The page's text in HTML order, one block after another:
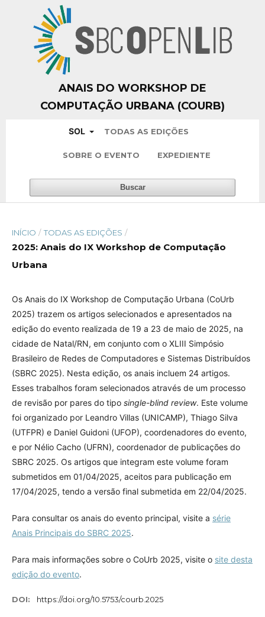
ANAIS DO WORKSHOP DE
COMPUTAÇÃO URBANA (COURB)
SOL TODAS AS EDIÇÕES
SOBRE O EVENTO EXPEDIENTE
Buscar
INÍCIO / TODAS AS EDIÇÕES /
2025: Anais do IX Workshop de Computação
Urbana
Os Anais do IX Workshop de Computação Urbana (CoUrb
2025) trazem os artigos selecionados e apresentados na
edição do evento realizada de 19 a 23 de maio de 2025, na
cidade de Natal/RN, em conjunto com o XLIII Simpósio
Brasileiro de Redes de Computadores e Sistemas Distribuídos
(SBRC 2025). Nesta edição, os anais incluem 24 artigos.
Esses trabalhos foram selecionados através de um processo
de revisão por pares do tipo single-blind review. Este volume
foi organizado por Leandro Villas (UNICAMP), Thiago Silva
(UTFPR) e Daniel Guidoni (UFOP), coordenadores do evento,
e por Nélio Cacho (UFRN), coordenador de publicações do
SBRC 2025. Os artigos que integram este volume foram
submetidos em 01/04/2025, aceitos para publicação em
17/04/2025, tendo a versão final submetida em 22/04/2025.
Para consultar os anais do evento principal, visite a série
Anais Principais do SBRC 2025.
Para mais informações sobre o CoUrb 2025, visite o site desta
edição do evento.
DOI: https://doi.org/10.5753/courb.2025